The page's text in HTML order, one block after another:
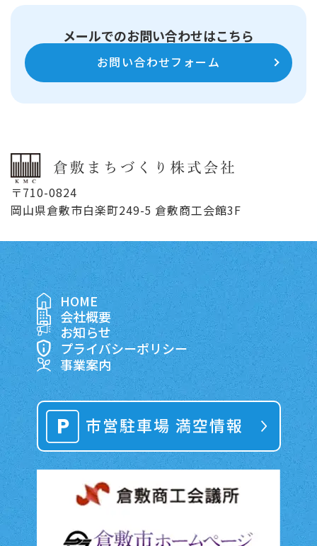
メールでのお問い合わせはこちら
お問い合わせフォーム
〒710-0824
岡山県倉敷市白楽町249-5 倉敷商工会館3F
HOME
会社概要
お知らせ
プライバシーポリシー
事業案内